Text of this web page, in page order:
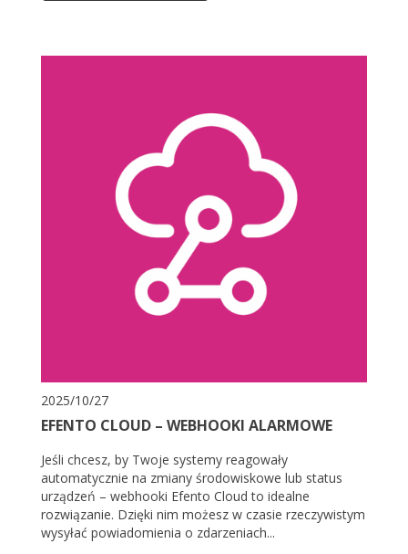
2025/10/27
EFENTO CLOUD – WEBHOOKI ALARMOWE
Jeśli chcesz, by Twoje systemy reagowały
automatycznie na zmiany środowiskowe lub status
urządzeń – webhooki Efento Cloud to idealne
rozwiązanie. Dzięki nim możesz w czasie rzeczywistym
wysyłać powiadomienia o zdarzeniach...